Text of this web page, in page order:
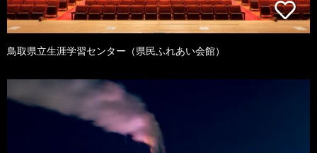
鳥取県立生涯学習センター（県民ふれあい会館）